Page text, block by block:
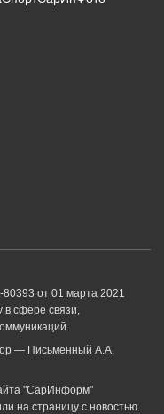
от 01 марта 2021
сфере связи,
— Письменный А.А.
"СарИнформ"
на страницу с новостью.